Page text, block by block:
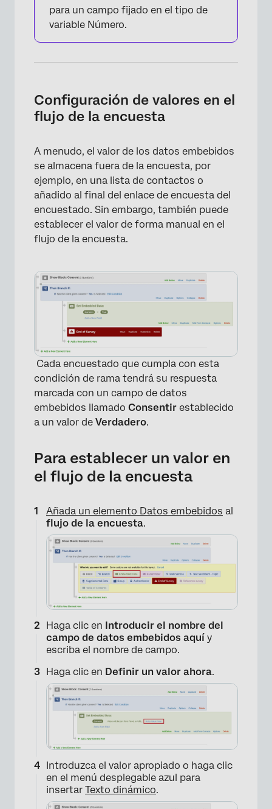
para un campo fijado en el tipo de
variable Número.
Configuración de valores en el
flujo de la encuesta
A menudo, el valor de los datos embebidos
se almacena fuera de la encuesta, por
ejemplo, en una lista de contactos o
añadido al final del enlace de encuesta del
encuestado. Sin embargo, también puede
establecer el valor de forma manual en el
flujo de la encuesta.
Cada encuestado que cumpla con esta
condición de rama tendrá su respuesta
marcada con un campo de datos
embebidos llamado Consentir establecido
a un valor de Verdadero.
Para establecer un valor en
el flujo de la encuesta
Añada un elemento Datos embebidos al
flujo de la encuesta.
Haga clic en Introducir el nombre del
campo de datos embebidos aquí y
escriba el nombre de campo.
Haga clic en Definir un valor ahora.
Introduzca el valor apropiado o haga clic
en el menú desplegable azul para
insertar Texto dinámico.